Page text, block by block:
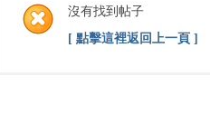
沒有找到帖子
[ 點擊這裡返回上一頁 ]